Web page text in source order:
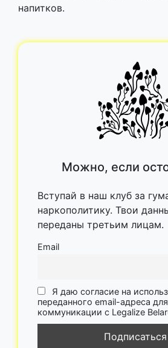
напитков.
Можно, если
Вступай в наш клуб за
наркополитику. Твои
переданы третьим лицам.
Email
Я даю согласие на
переданного email-адреса
коммуникации с Legalize